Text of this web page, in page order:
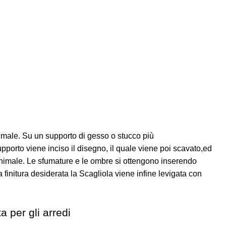
Su un supporto di gesso o stucco più
viene inciso il disegno, il quale viene poi scavato,ed
Le sfumature e le ombre si ottengono inserendo
desiderata la Scagliola viene infine levigata con
per gli arredi